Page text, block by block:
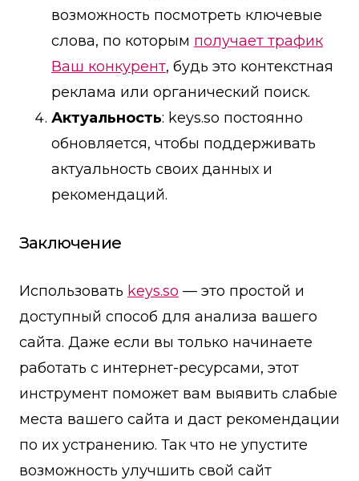
возможность посмотреть ключевые
слова, по которым получает трафик
Ваш конкурент, будь это контекстная
реклама или органический поиск.
Актуальность: keys.so постоянно
обновляется, чтобы поддерживать
актуальность своих данных и
рекомендаций.
Заключение
Использовать keys.so — это простой и
доступный способ для анализа вашего
сайта. Даже если вы только начинаете
работать с интернет-ресурсами, этот
инструмент поможет вам выявить слабые
места вашего сайта и даст рекомендации
по их устранению. Так что не упустите
возможность улучшить свой сайт